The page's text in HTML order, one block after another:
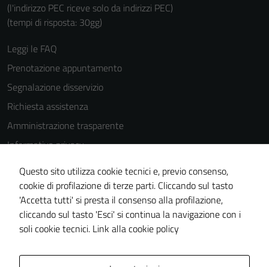
(l'indirizzo PEC riceve solo da indirizzi PEC)
(tempi di risposta: 30gg)
Leggi le FAQ
Prenotazione appuntamento
Segnalazione disservizio
Richiesta assistenza
Amministrazione trasparente
Informativa privacy
Cookie Policy
Note legali
Dichiarazione di accessibilità
Piano di miglioramento del sito
Questo sito utilizza cookie tecnici e, previo consenso,
cookie di profilazione di terze parti. Cliccando sul tasto
'Accetta tutti' si presta il consenso alla profilazione,
cliccando sul tasto 'Esci' si continua la navigazione con i
soli cookie tecnici. Link alla cookie policy
possono
disabilitati.
Questi cookie
non raccolgono
informazioni
personali.